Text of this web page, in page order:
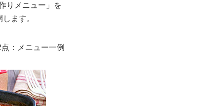
りメニュー」を
ます。
：メニュー一例